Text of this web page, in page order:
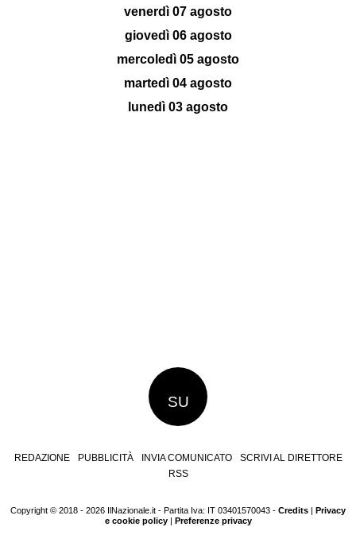
venerdì 07 agosto
giovedì 06 agosto
mercoledì 05 agosto
martedì 04 agosto
lunedì 03 agosto
SU
REDAZIONE PUBBLICITÀ INVIA COMUNICATO
SCRIVI AL DIRETTORE
RSS
Copyright © 2018 - 2026 IlNazionale.it - Partita Iva: IT 03401570043 - Credits | Privacy
e cookie policy| Preferenze privacy